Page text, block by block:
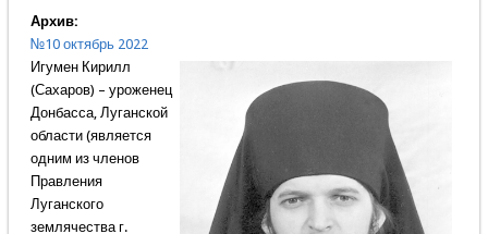
Архив:
№10 октябрь 2022
Игумен Кирилл
(Сахаров) – уроженец
Донбасса, Луганской
области (является
одним из членов
Правления
Луганского
землячества г.